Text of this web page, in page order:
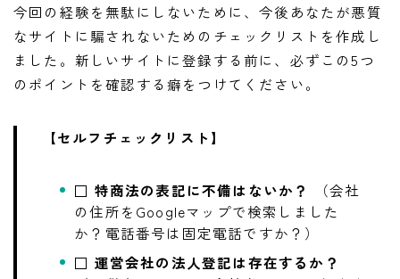
今回の経験を無駄にしないために、今後あなたが悪質
なサイトに騙されないためのチェックリストを作成し
ました。新しいサイトに登録する前に、必ずこの5つ
のポイントを確認する癖をつけてください。
【セルフチェックリスト】
□ 特商法の表記に不備はないか？
（会社
の住所をGoogleマップで検索しました
か？電話番号は固定電話ですか？）
□ 運営会社の法人登記は存在するか？